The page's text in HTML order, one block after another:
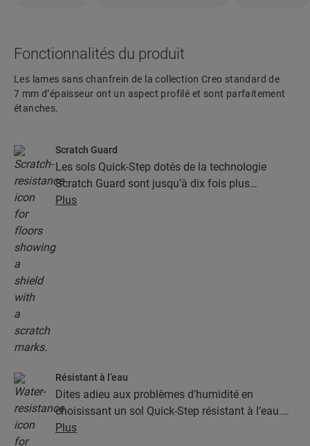
Fonctionnalités du produit
Les lames sans chanfrein de la collection Creo standard de
7 mm d’épaisseur ont un aspect profilé et sont parfaitement
étanches.
Scratch Guard
Les sols Quick-Step dotés de la technologie
Scratch Guard sont jusqu’à dix fois plus
résistants aux rayures que les autres sols.
Plus
Résistant à l’eau
Dites adieu aux problèmes d’humidité en
choisissant un sol Quick-Step résistant à l’eau.
Ces sols sont non seulement élégants et naturels,
Plus